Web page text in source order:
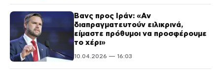
Βανς προς Ιράν: «Αν
διαπραγματευτούν ειλικρινά,
είμαστε πρόθυμοι να προσφέρουμε
το χέρι»
10.04.2026 — 16:03